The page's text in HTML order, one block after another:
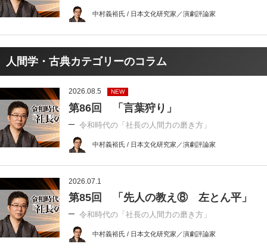
中村義裕氏 / 日本文化研究家／演劇評論家
人間学・古典カテゴリーのコラム
2026.08.5 NEW
第86回 「言葉狩り」
令和時代の「社長の人間力の磨き方」
中村義裕氏 / 日本文化研究家／演劇評論家
2026.07.1
第85回 「先人の教え⑧ 左とん平」
令和時代の「社長の人間力の磨き方」
中村義裕氏 / 日本文化研究家／演劇評論家